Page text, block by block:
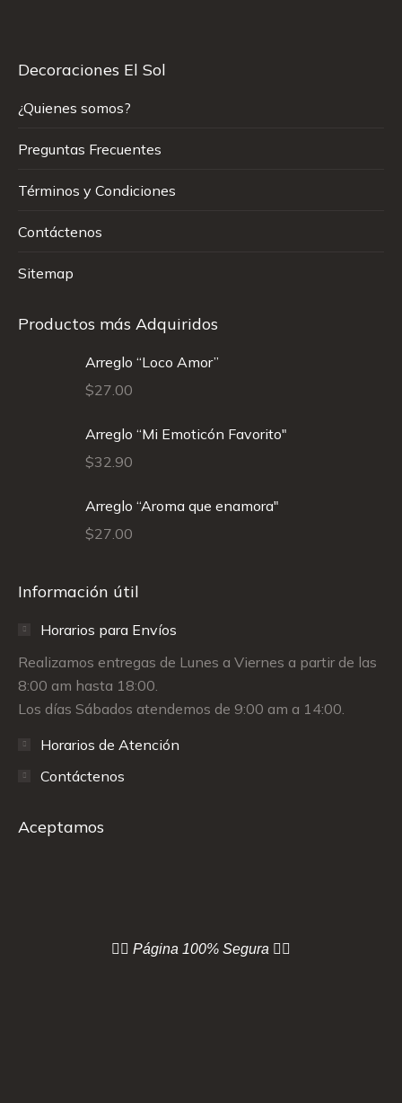
Decoraciones El Sol
¿Quienes somos?
Preguntas Frecuentes
Términos y Condiciones
Contáctenos
Sitemap
Productos más Adquiridos
Arreglo “Loco Amor”
$27.00
Arreglo “Mi Emoticón Favorito"
$32.90
Arreglo “Aroma que enamora"
$27.00
Información útil
Horarios para Envíos
Realizamos entregas de Lunes a Viernes a partir de las
8:00 am hasta 18:00.
Los días Sábados atendemos de 9:00 am a 14:00.
Horarios de Atención
Contáctenos
Aceptamos
👇🏻 Página 100% Segura 👇🏻